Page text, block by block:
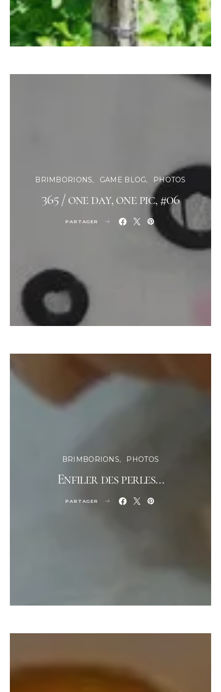
BRIMBORIONS GAME BLOG PHOTOS
365 / one day, one pic, #06
PARTAGER
BRIMBORIONS PHOTOS
Enfiler des perles…
PARTAGER